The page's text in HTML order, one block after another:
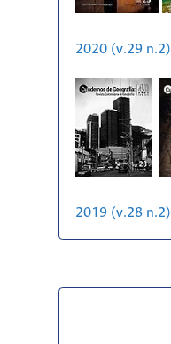
2020 (v.29 n.2)
2019 (v.28 n.2)